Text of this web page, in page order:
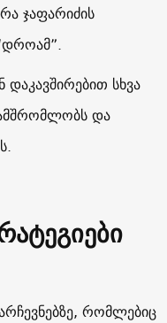
ჯაფარიძის
დაკავშირებით სხვა
და
რომლებიც